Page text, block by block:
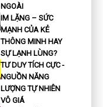
NGOÀI
IM LẶNG – SỨC
MẠNH CỦA KẺ
THÔNG MINH HAY
SỰ LẠNH LÙNG?
TƯ DUY TÍCH CỰC -
NGUỒN NĂNG
LƯỢNG TỰ NHIÊN
VÔ GIÁ